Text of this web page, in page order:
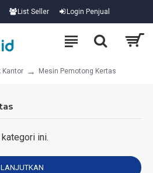
List Seller Login Penjual
Kantor Mesin Pemotong Kertas
ini.
LANJUTKAN